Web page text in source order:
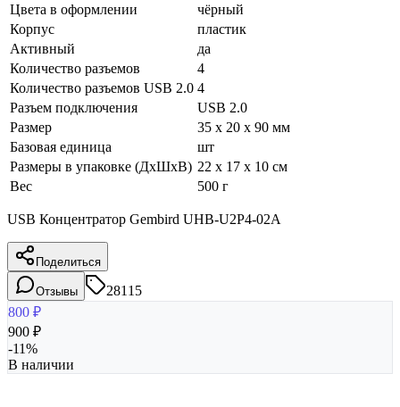
Цвета в оформлении
чёрный
Корпус
пластик
Активный
да
Количество разъемов
4
Количество разъемов USB 2.0 4
Разъем подключения
USB 2.0
Размер
35 x 20 x 90 мм
Базовая единица
шт
Размеры в упаковке (ДхШхВ) 22 x 17 x 10 см
Вес
500 г
USB Концентратор Gembird UHB-U2P4-02A
Поделиться
Отзывы
28115
800 ₽
900 ₽
-11%
В наличии